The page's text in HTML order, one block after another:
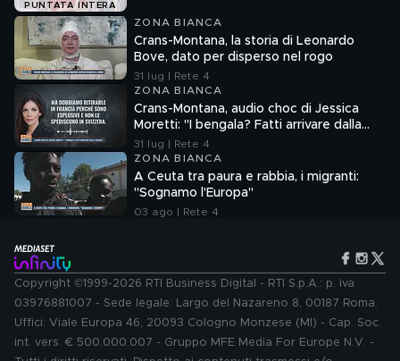
PUNTATA INTERA
ZONA BIANCA
Crans-Montana, la storia di Leonardo
Bove, dato per disperso nel rogo
31 lug | Rete 4
ZONA BIANCA
Crans-Montana, audio choc di Jessica
Moretti: "I bengala? Fatti arrivare dalla
Francia"
31 lug | Rete 4
ZONA BIANCA
A Ceuta tra paura e rabbia, i migranti:
"Sognamo l'Europa"
03 ago | Rete 4
Copyright ©1999-2026 RTI Business Digital - RTI S.p.A.: p. iva
03976881007 - Sede legale: Largo del Nazareno 8, 00187 Roma.
Uffici: Viale Europa 46, 20093 Cologno Monzese (MI) - Cap. Soc.
int. vers. € 500.000.007 - Gruppo MFE Media For Europe N.V. -